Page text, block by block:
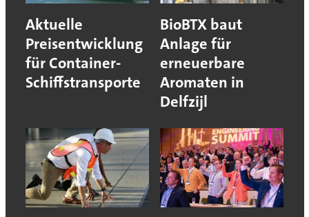
Aktuelle
Preisentwicklung
für Container-
Schiffstransporte
BioBTX baut
Anlage für
erneuerbare
Aromaten in
Delfzijl